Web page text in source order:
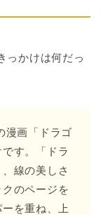
っかけは何だっ
漫画「ドラゴ
す。「ドラ
線の美しさ
のページを
を重ね、上